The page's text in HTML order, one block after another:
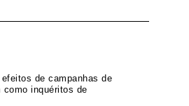
de campanhas de
inquéritos de